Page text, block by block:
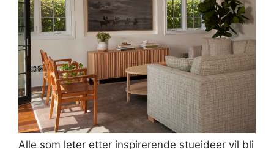
Alle som leter etter inspirerende stueideer vil bli